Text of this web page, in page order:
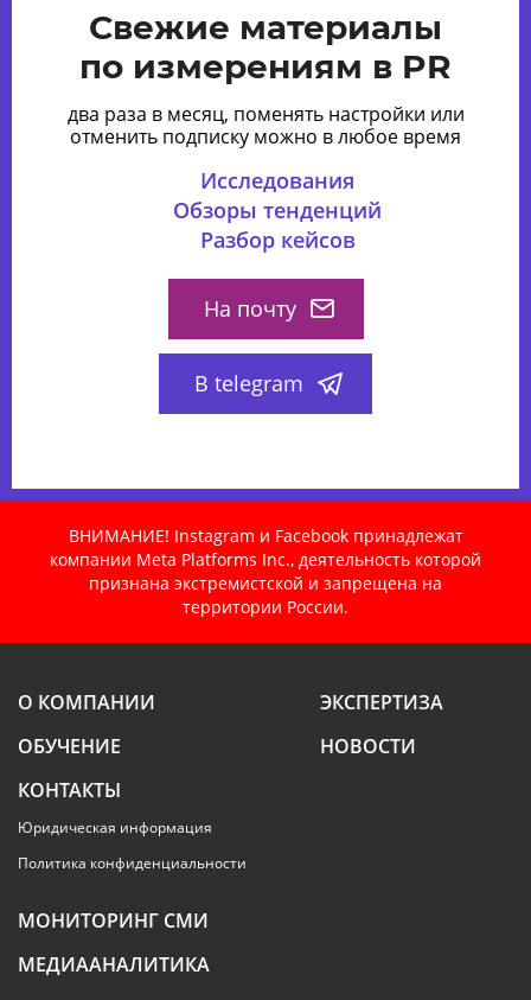
Свежие материалы
по измерениям в PR
два раза в месяц, поменять настройки или
отменить подписку можно в любое время
Исследования
Обзоры тенденций
Разбор кейсов
На почту
В telegram
ВНИМАНИЕ! Instagram и Facebook принадлежат
компании Meta Platforms Inc., деятельность которой
признана экстремистской и запрещена на
территории России.
О КОМПАНИИ
ЭКСПЕРТИЗА
ОБУЧЕНИЕ
НОВОСТИ
КОНТАКТЫ
Юридическая информация
Политика конфиденциальности
МОНИТОРИНГ СМИ
МЕДИААНАЛИТИКА